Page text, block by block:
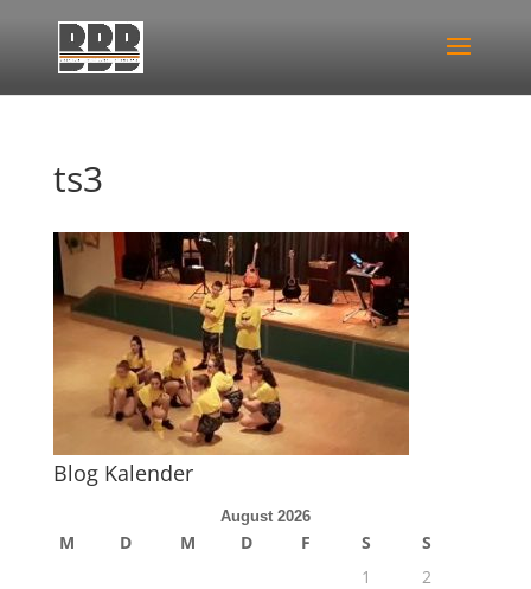
ts3
Blog Kalender
August 2026
M D M D F S
S
1
2